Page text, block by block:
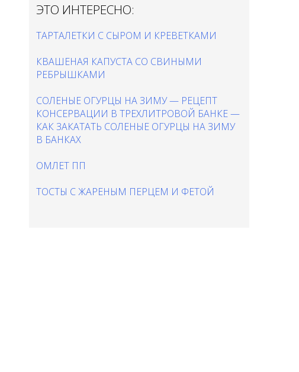
ЭТО ИНТЕРЕСНО:
ТАРТАЛЕТКИ С СЫРОМ И КРЕВЕТКАМИ
КВАШЕНАЯ КАПУСТА СО СВИНЫМИ
РЕБРЫШКАМИ
СОЛЕНЫЕ ОГУРЦЫ НА ЗИМУ — РЕЦЕПТ
КОНСЕРВАЦИИ В ТРЕХЛИТРОВОЙ БАНКЕ —
КАК ЗАКАТАТЬ СОЛЕНЫЕ ОГУРЦЫ НА ЗИМУ
В БАНКАХ
ОМЛЕТ ПП
ТОСТЫ С ЖАРЕНЫМ ПЕРЦЕМ И ФЕТОЙ